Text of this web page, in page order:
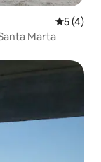
Note
5 (4)
Marta